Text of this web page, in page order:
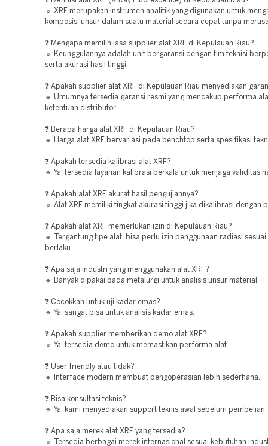
🔹 XRF merupakan instrumen analitik yang digunakan untuk
komposisi unsur dalam suatu material secara cepat tanpa
❓ Mengapa memilih jasa supplier alat XRF di Kepulauan Riau?
🔹 Keunggulannya adalah unit bergaransi dengan tim teknisi
serta akurasi hasil tinggi.
❓ Apakah supplier alat XRF di Kepulauan Riau menyediakan
🔹 Umumnya tersedia garansi resmi yang mencakup performa
ketentuan distributor.
❓ Berapa harga alat XRF di Kepulauan Riau?
🔹 Harga alat XRF bervariasi pada benchtop serta spesifikasi
❓ Apakah tersedia kalibrasi alat XRF?
🔹 Ya, tersedia layanan kalibrasi berkala untuk menjaga validitas
❓ Apakah alat XRF akurat hasil pengujiannya?
🔹 Alat XRF memiliki tingkat akurasi tinggi jika dikalibrasi dengan
❓ Apakah alat XRF memerlukan izin di Kepulauan Riau?
🔹 Tergantung tipe alat, bisa perlu izin penggunaan radiasi sesuai
berlaku.
❓ Apa saja industri yang menggunakan alat XRF?
🔹 Banyak dipakai pada metalurgi untuk analisis unsur material.
❓ Cocokkah untuk uji kadar emas?
🔹 Ya, sangat bisa untuk analisis kadar emas.
❓ Apakah supplier memberikan demo alat XRF?
🔹 Ya, tersedia demo untuk memastikan performa alat.
❓ User friendly atau tidak?
🔹 Interface modern membuat pengoperasian lebih sederhana.
❓ Bisa konsultasi teknis?
🔹 Ya, kami menyediakan support teknis awal sebelum pembelian.
❓ Apa saja merek alat XRF yang tersedia?
🔹 Tersedia berbagai merek internasional sesuai kebutuhan